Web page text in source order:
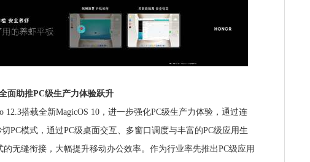
面助推PC级生产力体验跃升
搭载全新MagicOS 10，进一步强化PC级生产力体验，通过连
PC模式，通过PC级桌面交互、多窗口调度与丰富的PC级应用生
的无缝衔接，大幅提升移动办公效率。作为行业率先推出PC级应用